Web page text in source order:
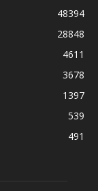
48394
28848
4611
3678
1397
539
491